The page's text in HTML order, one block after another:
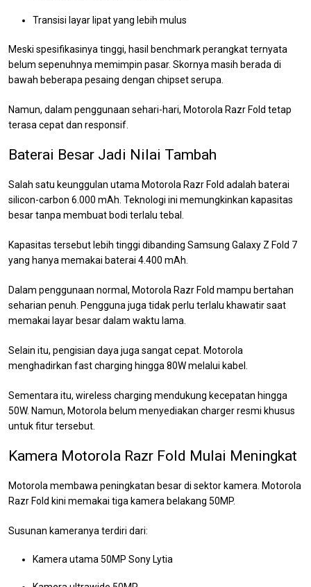
Transisi layar lipat yang lebih mulus
Meski spesifikasinya tinggi, hasil benchmark perangkat ternyata
belum sepenuhnya memimpin pasar. Skornya masih berada di
bawah beberapa pesaing dengan chipset serupa.
Namun, dalam penggunaan sehari-hari, Motorola Razr Fold tetap
terasa cepat dan responsif.
Baterai Besar Jadi Nilai Tambah
Salah satu keunggulan utama Motorola Razr Fold adalah baterai
silicon-carbon 6.000 mAh. Teknologi ini memungkinkan kapasitas
besar tanpa membuat bodi terlalu tebal.
Kapasitas tersebut lebih tinggi dibanding Samsung Galaxy Z Fold 7
yang hanya memakai baterai 4.400 mAh.
Dalam penggunaan normal, Motorola Razr Fold mampu bertahan
seharian penuh. Pengguna juga tidak perlu terlalu khawatir saat
memakai layar besar dalam waktu lama.
Selain itu, pengisian daya juga sangat cepat. Motorola
menghadirkan fast charging hingga 80W melalui kabel.
Sementara itu, wireless charging mendukung kecepatan hingga
50W. Namun, Motorola belum menyediakan charger resmi khusus
untuk fitur tersebut.
Kamera Motorola Razr Fold Mulai Meningkat
Motorola membawa peningkatan besar di sektor kamera. Motorola
Razr Fold kini memakai tiga kamera belakang 50MP.
Susunan kameranya terdiri dari:
Kamera utama 50MP Sony Lytia